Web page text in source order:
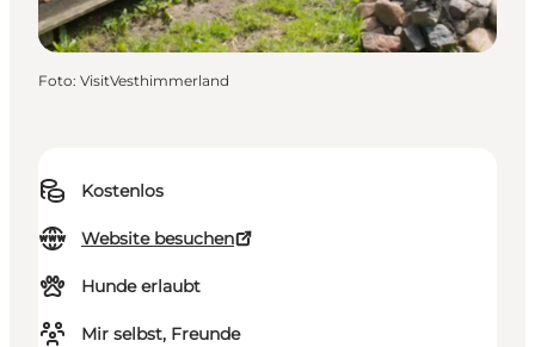
Kostenlos
Website besuchen
Hunde erlaubt
Mir selbst, Freunde
Foto: VisitVesthimmerland